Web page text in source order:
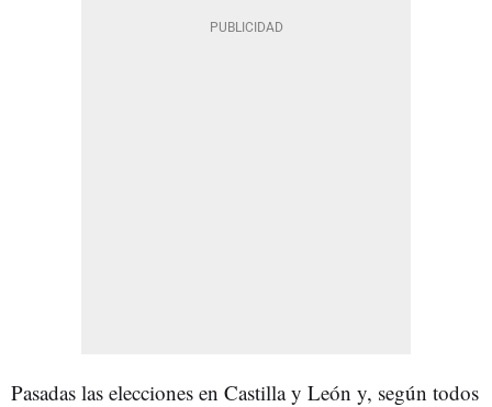
Pasadas las elecciones en Castilla y León y, según todos